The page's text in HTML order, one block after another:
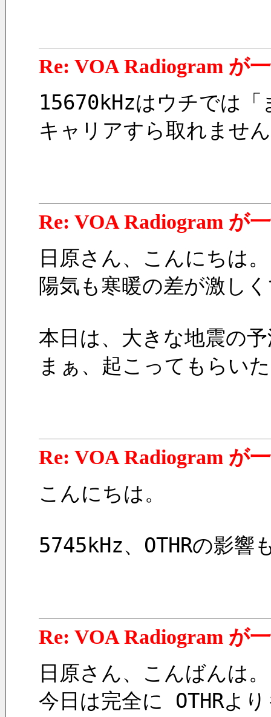
Re: VOA Radiogram が
15670kHzはウチでは
キャリアすら取れませ
Re: VOA Radiogram が
日原さん、こんにちは
陽気も寒暖の差が激し
本日は、大きな地震の
まぁ、起こってもらい
Re: VOA Radiogram が
こんにちは。
5745kHz、OTHRの影響
Re: VOA Radiogram が
日原さん、こんばんは
今日は完全に OTHRよ